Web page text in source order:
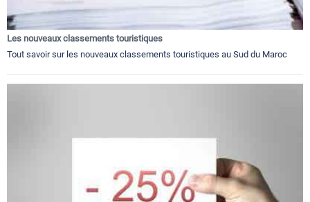
Les nouveaux classements touristiques
Tout savoir sur les nouveaux classements touristiques au Sud du Maroc